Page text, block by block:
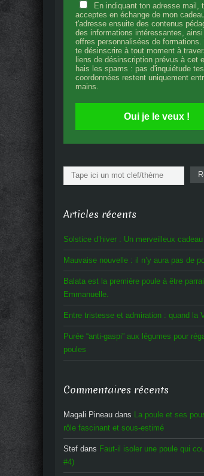
En indiquant ton adresse mail,
acceptes en échange de mon
t'adresse ensuite des contenus
des informations intéressantes,
offres personnalisées de formations.
te désinscrire à tout moment à
liens de désinscription prévus à cet
hais les spams : pas d'inquiétude tes
coordonnées restent uniquement
mains.
Oui je le veux !
Rechercher
Articles récents
Solstice d’hiver : Un merveilleux
Mauvaise nouvelle : il n’y aura pas de
Balata est la première poule à être
Emmanuelle.
Entre tristesse et admiration : quand la
Purée “anti-gaspi” aux légumes pour
poules
Commentaires récents
Magali Pineau dans La poule et ses
rôle fascinant et sous-estimé
Stef dans Faut-il isoler une poule qui
#4)